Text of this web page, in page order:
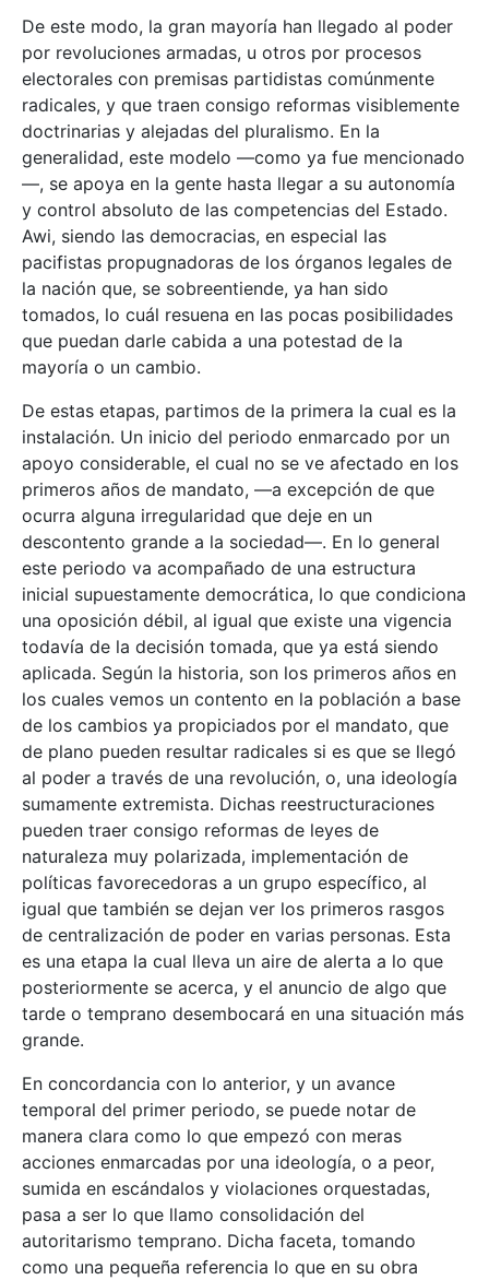
De este modo, la gran mayoría han llegado al poder
por revoluciones armadas, u otros por procesos
electorales con premisas partidistas comúnmente
radicales, y que traen consigo reformas visiblemente
doctrinarias y alejadas del pluralismo. En la
generalidad, este modelo —como ya fue mencionado
—, se apoya en la gente hasta llegar a su autonomía
y control absoluto de las competencias del Estado.
Awi, siendo las democracias, en especial las
pacifistas propugnadoras de los órganos legales de
la nación que, se sobreentiende, ya han sido
tomados, lo cuál resuena en las pocas posibilidades
que puedan darle cabida a una potestad de la
mayoría o un cambio.
De estas etapas, partimos de la primera la cual es la
instalación. Un inicio del periodo enmarcado por un
apoyo considerable, el cual no se ve afectado en los
primeros años de mandato, —a excepción de que
ocurra alguna irregularidad que deje en un
descontento grande a la sociedad—. En lo general
este periodo va acompañado de una estructura
inicial supuestamente democrática, lo que condiciona
una oposición débil, al igual que existe una vigencia
todavía de la decisión tomada, que ya está siendo
aplicada. Según la historia, son los primeros años en
los cuales vemos un contento en la población a base
de los cambios ya propiciados por el mandato, que
de plano pueden resultar radicales si es que se llegó
al poder a través de una revolución, o, una ideología
sumamente extremista. Dichas reestructuraciones
pueden traer consigo reformas de leyes de
naturaleza muy polarizada, implementación de
políticas favorecedoras a un grupo específico, al
igual que también se dejan ver los primeros rasgos
de centralización de poder en varias personas. Esta
es una etapa la cual lleva un aire de alerta a lo que
posteriormente se acerca, y el anuncio de algo que
tarde o temprano desembocará en una situación más
grande.
En concordancia con lo anterior, y un avance
temporal del primer periodo, se puede notar de
manera clara como lo que empezó con meras
acciones enmarcadas por una ideología, o a peor,
sumida en escándalos y violaciones orquestadas,
pasa a ser lo que llamo consolidación del
autoritarismo temprano. Dicha faceta, tomando
como una pequeña referencia lo que en su obra